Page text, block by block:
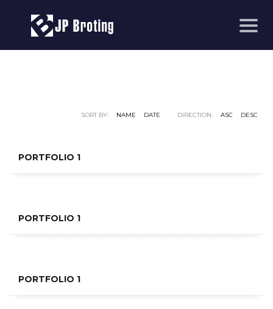
SORT BY: NAME DATE DIRECTION: ASC DESC
PORTFOLIO 1
PORTFOLIO 1
PORTFOLIO 1